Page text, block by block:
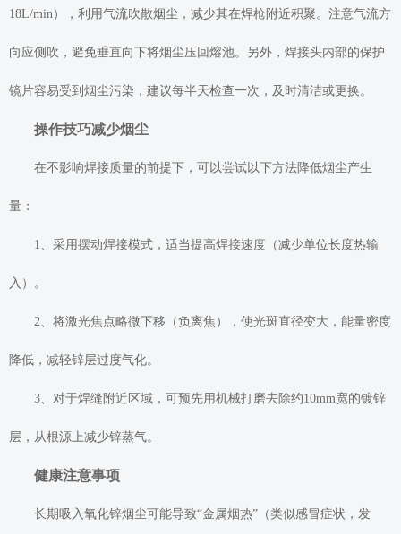
18L/min），利用气流吹散烟尘，减少其在焊枪附近积聚。注意气流方
向应侧吹，避免垂直向下将烟尘压回熔池。另外，焊接头内部的保护
镜片容易受到烟尘污染，建议每半天检查一次，及时清洁或更换。
操作技巧减少烟尘
在不影响焊接质量的前提下，可以尝试以下方法降低烟尘产生
量：
1、采用摆动焊接模式，适当提高焊接速度（减少单位长度热输
入）。
2、将激光焦点略微下移（负离焦），使光斑直径变大，能量密度
降低，减轻锌层过度气化。
3、对于焊缝附近区域，可预先用机械打磨去除约10mm宽的镀锌
层，从根源上减少锌蒸气。
健康注意事项
长期吸入氧化锌烟尘可能导致“金属烟热”（类似感冒症状，发